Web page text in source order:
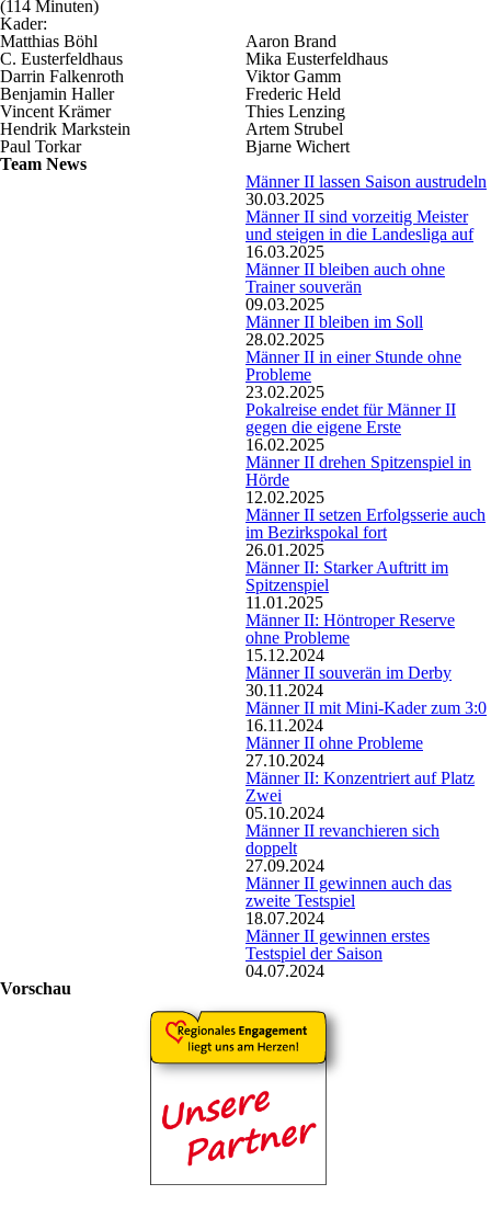
(114 Minuten)
Kader:
Matthias Böhl
Aaron Brand
C. Eusterfeldhaus
Mika Eusterfeldhaus
Darrin Falkenroth
Viktor Gamm
Benjamin Haller
Frederic Held
Vincent Krämer
Thies Lenzing
Hendrik Markstein
Artem Strubel
Paul Torkar
Bjarne Wichert
Team News
Männer II lassen Saison austrudeln
30.03.2025
Männer II sind vorzeitig Meister
und steigen in die Landesliga auf
16.03.2025
Männer II bleiben auch ohne
Trainer souverän
09.03.2025
Männer II bleiben im Soll
28.02.2025
Männer II in einer Stunde ohne
Probleme
23.02.2025
Pokalreise endet für Männer II
gegen die eigene Erste
16.02.2025
Männer II drehen Spitzenspiel in
Hörde
12.02.2025
Männer II setzen Erfolgsserie auch
im Bezirkspokal fort
26.01.2025
Männer II: Starker Auftritt im
Spitzenspiel
11.01.2025
Männer II: Höntroper Reserve
ohne Probleme
15.12.2024
Männer II souverän im Derby
30.11.2024
Männer II mit Mini-Kader zum 3:0
16.11.2024
Männer II ohne Probleme
27.10.2024
Männer II: Konzentriert auf Platz
Zwei
05.10.2024
Männer II revanchieren sich
doppelt
27.09.2024
Männer II gewinnen auch das
zweite Testspiel
18.07.2024
Männer II gewinnen erstes
Testspiel der Saison
04.07.2024
Vorschau